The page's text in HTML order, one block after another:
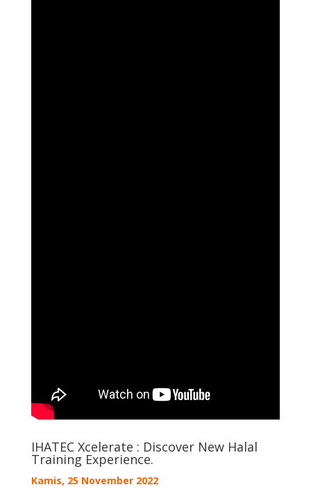
IHATEC Xcelerate : Discover New Halal
Training Experience.
Kamis, 25 November 2022